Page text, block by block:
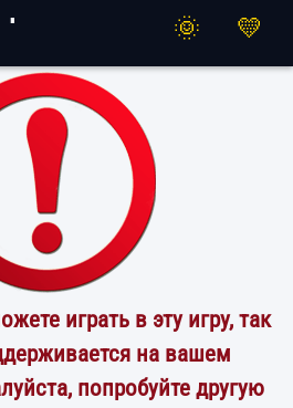
играть в эту игру, так
на вашем
попробуйте другую